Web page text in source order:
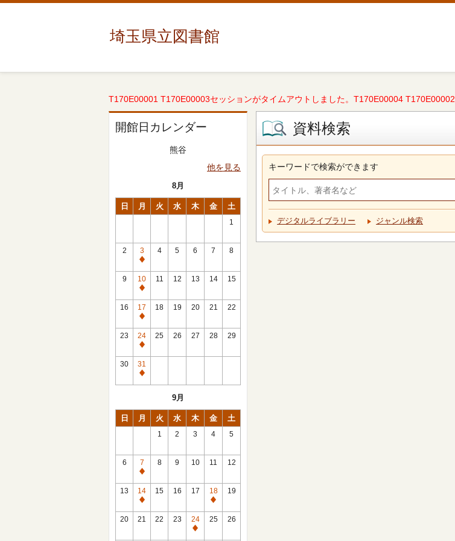
埼玉県立図書館
T170E00001 T170E00003セッションがタイムアウトしました。T170E00004 T170E00002
開館日カレンダー
熊谷
他を見る
8月
日 月 火 水 木 金 土
1
2
3
休
館
日
4 5 6 7 8
9
10
休
館
日
11 12 13 14 15
16
17
休
館
日
18 19 20 21 22
23
24
休
館
日
25 26 27 28 29
30
31
休
9月
日 月 火 水 木 金 土
1 2 3 4 5
6
7
休
館
日
8 9 10 11 12
13
14
休
館
15 16 17
18
休
館
19
20 21 22 23
24
休
25 26
資料検索
キーワードで検索ができます
デジタルライブラリー ジャンル検索